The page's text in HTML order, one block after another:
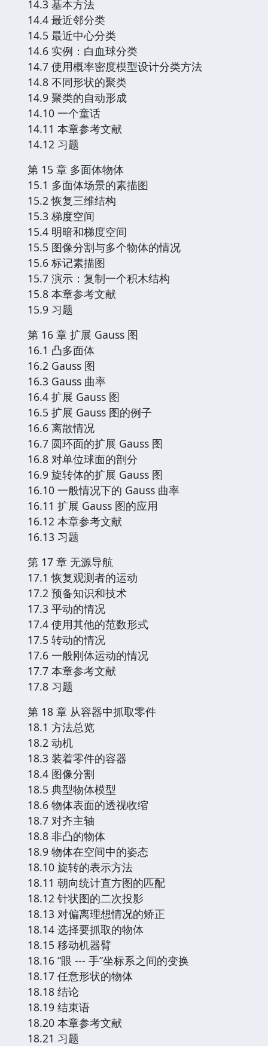
14.3 基本方法
14.4 最近邻分类
14.5 最近中心分类
14.6 实例：白血球分类
14.7 使用概率密度模型设计分类方法
14.8 不同形状的聚类
14.9 聚类的自动形成
14.10 一个童话
14.11 本章参考文献
14.12 习题
第 15 章 多面体物体
15.1 多面体场景的素描图
15.2 恢复三维结构
15.3 梯度空间
15.4 明暗和梯度空间
15.5 图像分割与多个物体的情况
15.6 标记素描图
15.7 演示：复制一个积木结构
15.8 本章参考文献
15.9 习题
第 16 章 扩展 Gauss 图
16.1 凸多面体
16.2 Gauss 图
16.3 Gauss 曲率
16.4 扩展 Gauss 图
16.5 扩展 Gauss 图的例子
16.6 离散情况
16.7 圆环面的扩展 Gauss 图
16.8 对单位球面的剖分
16.9 旋转体的扩展 Gauss 图
16.10 一般情况下的 Gauss 曲率
16.11 扩展 Gauss 图的应用
16.12 本章参考文献
16.13 习题
第 17 章 无源导航
17.1 恢复观测者的运动
17.2 预备知识和技术
17.3 平动的情况
17.4 使用其他的范数形式
17.5 转动的情况
17.6 一般刚体运动的情况
17.7 本章参考文献
17.8 习题
第 18 章 从容器中抓取零件
18.1 方法总览
18.2 动机
18.3 装着零件的容器
18.4 图像分割
18.5 典型物体模型
18.6 物体表面的透视收缩
18.7 对齐主轴
18.8 非凸的物体
18.9 物体在空间中的姿态
18.10 旋转的表示方法
18.11 朝向统计直方图的匹配
18.12 针状图的二次投影
18.13 对偏离理想情况的矫正
18.14 选择要抓取的物体
18.15 移动机器臂
18.16 “眼 --- 手”坐标系之间的变换
18.17 任意形状的物体
18.18 结论
18.19 结束语
18.20 本章参考文献
18.21 习题